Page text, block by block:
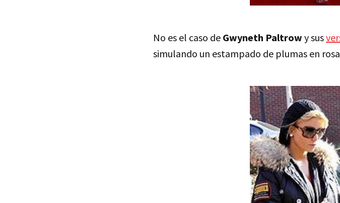
No es el caso de Gwyneth Paltrow y sus
simulando un estampado de plumas en